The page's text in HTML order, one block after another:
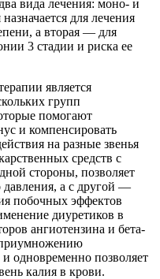
вида лечения: моно- и
для лечения
а вторая — для
3 стадии и риска ее
является
групп
помогают
и компенсировать
на разные звенья
средств с
стороны, позволяет
давления, а с другой —
побочных эффектов
диуретиков в
ангиотензина и бета-
приумножению
одновременно позволяет
калия в крови.